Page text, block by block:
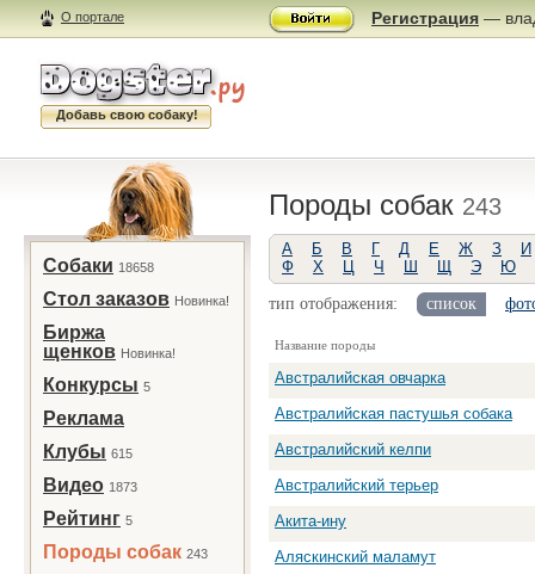
О портале Регистрация —
Добавь свою собаку!
Собаки 18658
Стол заказов Новинка!
Биржа
щенков Новинка!
Конкурсы 5
Реклама
Клубы 615
Видео 1873
Рейтинг 5
Породы собак 243
Породы собак 243
А Б В Г Д Е Ж З
И
Ф
Х Ц Ч Ш Щ Э Ю
тип отображения: список
Название породы
Австралийская овчарка
Австралийская пастушья собака
Австралийский келпи
Австралийский терьер
Акита-ину
Аляскинский маламут